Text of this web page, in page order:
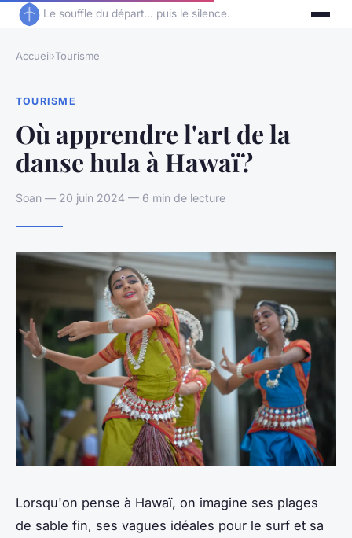
Le souffle du départ... puis le silence.
Accueil›Tourisme
TOURISME
Où apprendre l'art de la
danse hula à Hawaï?
Soan — 20 juin 2024 — 6 min de lecture
Lorsqu'on pense à Hawaï, on imagine ses plages
de sable fin, ses vagues idéales pour le surf et sa